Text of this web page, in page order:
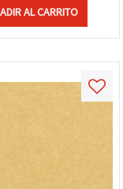
AL CARRITO